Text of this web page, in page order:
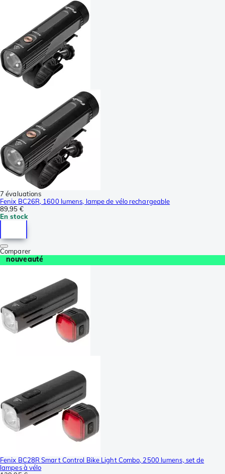
7 évaluations
Fenix BC26R, 1600 lumens, lampe de vélo rechargeable
89,95 €
En stock
Comparer
nouveauté
Fenix BC28R Smart Control Bike Light Combo, 2500 lumens, set de
lampes à vélo